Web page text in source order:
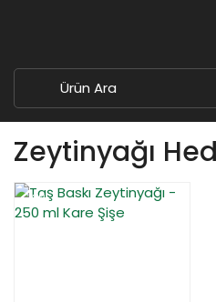
Zeytinyağı
YENİ